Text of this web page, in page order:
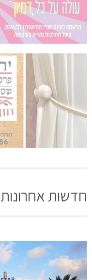
חדשות אחרונות